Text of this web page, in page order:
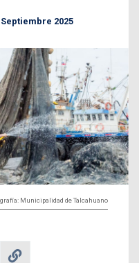
Septiembre 2025
Municipalidad de Talcahuano